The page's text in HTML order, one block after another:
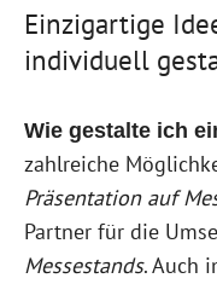
Einzigartige
individuell
Wie gestalte ich
zahlreiche
Präsentation auf
Partner für die
Messestands. Auch